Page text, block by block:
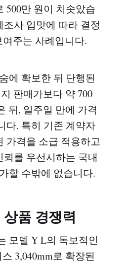
500만 원이 치솟았습
사 입맛에 따라 결정
주는 사례입니다.
에 확보한 뒤 단행된
판매가보다 약 700
뒤, 일주일 만에 가격
다. 특히 기존 계약자
가격을 소급 적용하고
를 우선시하는 국내
할 수밖에 없습니다.
품 경쟁력
모델 Y L의 독보적인
3,040mm로 확장된